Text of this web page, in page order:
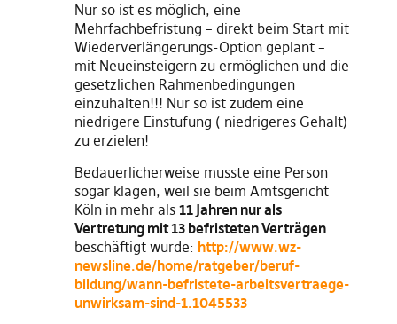
Nur so ist es möglich, eine
Mehrfachbefristung – direkt beim Start mit
Wiederverlängerungs-Option geplant –
mit Neueinsteigern zu ermöglichen und die
gesetzlichen Rahmenbedingungen
einzuhalten!!! Nur so ist zudem eine
niedrigere Einstufung ( niedrigeres Gehalt)
zu erzielen!
Bedauerlicherweise musste eine Person
sogar klagen, weil sie beim Amtsgericht
Köln in mehr als 11 Jahren nur als
Vertretung mit 13 befristeten Verträgen
beschäftigt wurde: http://www.wz-
newsline.de/home/ratgeber/beruf-
bildung/wann-befristete-arbeitsvertraege-
unwirksam-sind-1.1045533